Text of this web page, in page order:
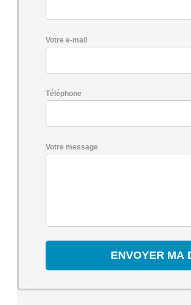
Votre e-mail
Téléphone
Votre message